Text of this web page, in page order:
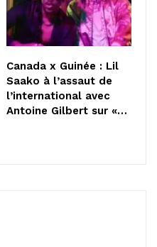
Canada x Guinée : Lil
Saako à l’assaut de
l’international avec
Antoine Gilbert sur «…